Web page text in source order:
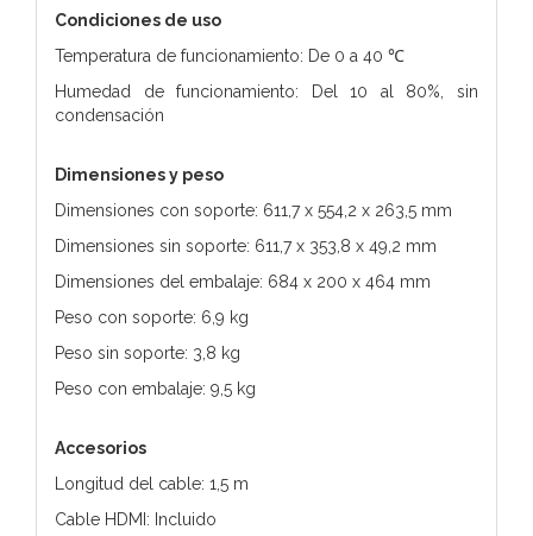
Condiciones de uso
Temperatura de funcionamiento: De 0 a 40 ℃
Humedad de funcionamiento: Del 10 al 80%, sin
condensación
Dimensiones y peso
Dimensiones con soporte: 611,7 x 554,2 x 263,5 mm
Dimensiones sin soporte: 611,7 x 353,8 x 49,2 mm
Dimensiones del embalaje: 684 x 200 x 464 mm
Peso con soporte: 6,9 kg
Peso sin soporte: 3,8 kg
Peso con embalaje: 9,5 kg
Accesorios
Longitud del cable: 1,5 m
Cable HDMI: Incluido